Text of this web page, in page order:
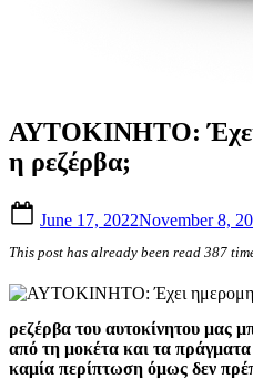
ΑΥΤΟΚΙΝΗΤΟ: Έχει
η ρεζέρβα;
on
June 17, 2022November 8,
This post has already been read 387
ρεζέρβα του αυτοκίνητου μας
από τη μοκέτα και τα
καμία περίπτωση όμως δεν